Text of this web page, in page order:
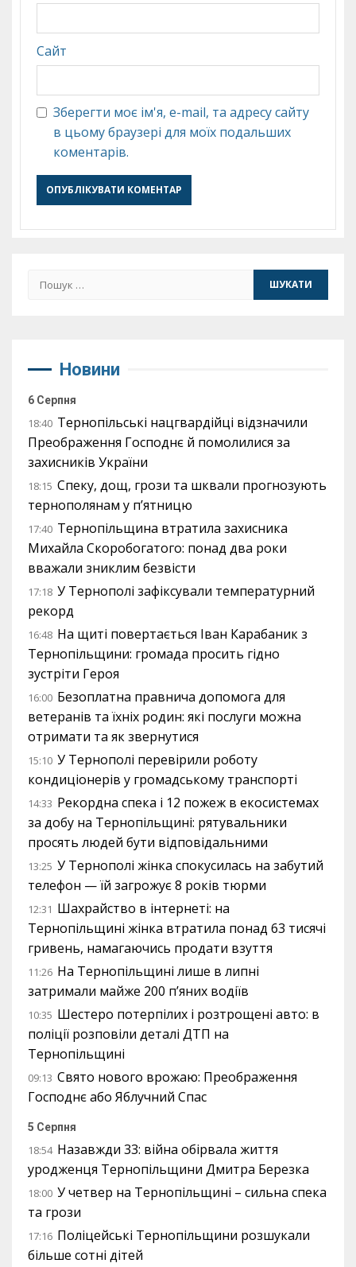
Сайт
Зберегти моє ім'я, e-mail, та адресу сайту
в цьому браузері для моїх подальших
коментарів.
Пошук:
Новини
6 Серпня
18:40 Тернопільські нацгвардійці відзначили
Преображення Господнє й помолилися за
захисників України
18:15 Спеку, дощ, грози та шквали прогнозують
тернополянам у п’ятницю
17:40 Тернопільщина втратила захисника
Михайла Скоробогатого: понад два роки
вважали зниклим безвісти
17:18 У Тернополі зафіксували температурний
рекорд
16:48 На щиті повертається Іван Карабаник з
Тернопільщини: громада просить гідно
зустріти Героя
16:00 Безоплатна правнича допомога для
ветеранів та їхніх родин: які послуги можна
отримати та як звернутися
15:10 У Тернополі перевірили роботу
кондиціонерів у громадському транспорті
14:33 Рекордна спека і 12 пожеж в екосистемах
за добу на Тернопільщині: рятувальники
просять людей бути відповідальними
13:25 У Тернополі жінка спокусилась на забутий
телефон — їй загрожує 8 років тюрми
12:31 Шахрайство в інтернеті: на
Тернопільщині жінка втратила понад 63 тисячі
гривень, намагаючись продати взуття
11:26 На Тернопільщині лише в липні
затримали майже 200 п’яних водіїв
10:35 Шестеро потерпілих і розтрощені авто: в
поліції розповіли деталі ДТП на
Тернопільщині
09:13 Свято нового врожаю: Преображення
Господнє або Яблучний Спас
5 Серпня
18:54 Назавжди 33: війна обірвала життя
уродженця Тернопільщини Дмитра Березка
18:00 У четвер на Тернопільщині – сильна спека
та грози
17:16 Поліцейські Тернопільщини розшукали
більше сотні дітей